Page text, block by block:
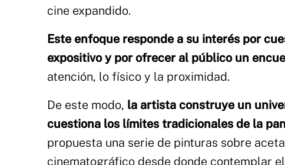
cine expandido.
Este enfoque responde a su interés por
expositivo y por ofrecer al público un
atención, lo físico y la proximidad.
De este modo, la artista construye un
cuestiona los límites tradicionales de la
propuesta una serie de pinturas sobre
cinematográfico desde donde contemplar